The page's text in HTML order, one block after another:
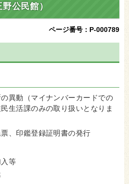
公民館）
ページ番号：P-000789
異動（マイナンバーカードでの
生活課のみの取り扱いとなりま
、印鑑登録証明書の発行
等